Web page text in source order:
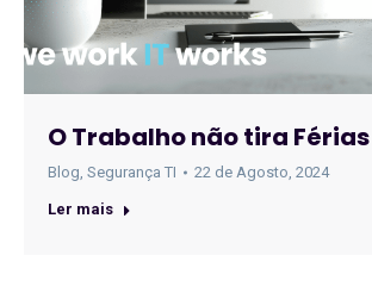
O Trabalho não tira Férias
Blog, Segurança TI 22 de Agosto, 2024
Ler mais